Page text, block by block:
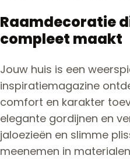
Raamdecoratie
compleet maakt
Jouw huis is een
inspiratiemagazine
comfort en karakter
elegante gordijnen en
jaloezieën en slimme
meenemen in